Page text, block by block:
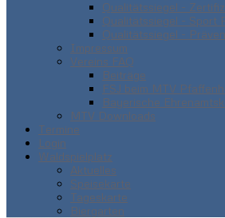
Qualitätssiegel -
Qualitätssiegel - Sport
Qualitätssiegel -
Impressum
Vereins FAQ
Beiträge
FSJ beim MTV
Bayerische
MTV Downloads
Termine
Login
Waldspielplatz
Aktuelles
Speisekarte
Tageskarte
Biergarten